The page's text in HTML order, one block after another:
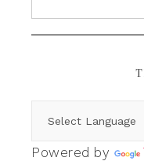
Powered by